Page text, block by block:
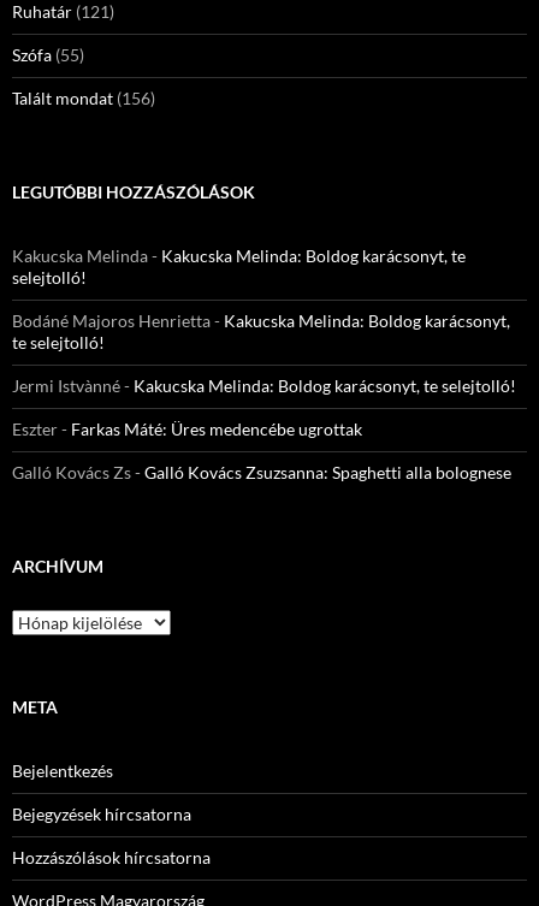
Ruhatár (121)
Szófa (55)
Talált mondat (156)
LEGUTÓBBI HOZZÁSZÓLÁSOK
Kakucska Melinda- Kakucska Melinda: Boldog karácsonyt, te
selejtolló!
Bodáné Majoros Henrietta- Kakucska Melinda: Boldog karácsonyt,
te selejtolló!
Jermi Istvànné- Kakucska Melinda: Boldog karácsonyt, te selejtolló!
Eszter- Farkas Máté: Üres medencébe ugrottak
Galló Kovács Zs-Galló Kovács Zsuzsanna: Spaghetti alla bolognese
ARCHÍVUM
Archívum
META
Bejelentkezés
Bejegyzések hírcsatorna
Hozzászólások hírcsatorna
WordPress Magyarország